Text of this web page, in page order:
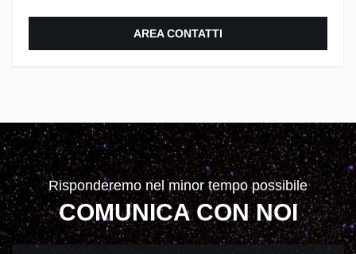
AREA CONTATTI
Risponderemo nel minor tempo possibile
COMUNICA CON NOI